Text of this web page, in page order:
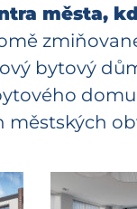
města,
bytový
domu
městských